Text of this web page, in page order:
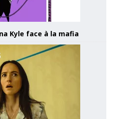
Kyle face à la mafia